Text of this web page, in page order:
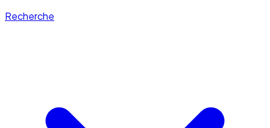
Recherche